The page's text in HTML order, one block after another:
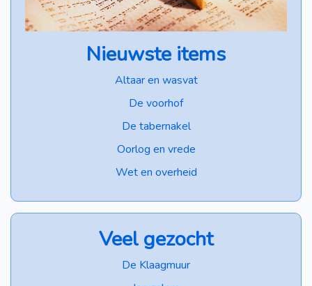
Nieuwste items
Altaar en wasvat
De voorhof
De tabernakel
Oorlog en vrede
Wet en overheid
Veel gezocht
De Klaagmuur